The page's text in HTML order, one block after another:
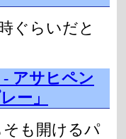
ぐらいだと
アサヒペン
ー」
も開けるパ